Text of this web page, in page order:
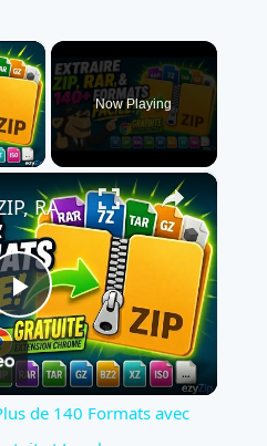
×
Now Playing
×
Play
Video
📦 Extraire ZIP, RAR et Plus de 140 Formats avec l'Extension Chrome | Gratuit et Local
de 140 Formats avec